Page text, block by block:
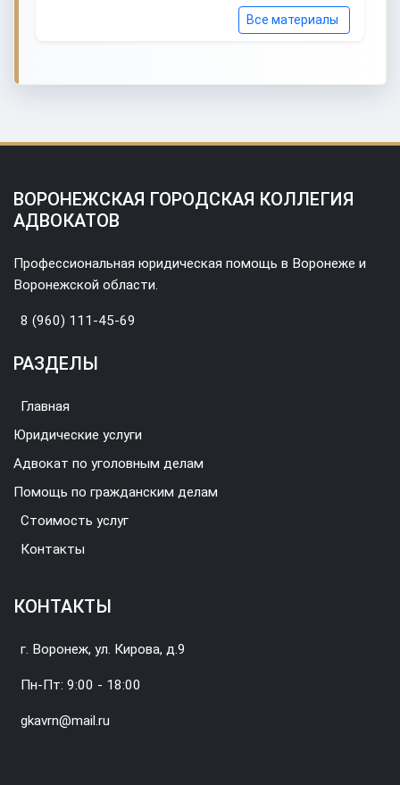
Все материалы
ВОРОНЕЖСКАЯ ГОРОДСКАЯ КОЛЛЕГИЯ
АДВОКАТОВ
Профессиональная юридическая помощь в Воронеже и
Воронежской области.
8 (960) 111-45-69
РАЗДЕЛЫ
Главная
Юридические услуги
Адвокат по уголовным делам
Помощь по гражданским делам
Стоимость услуг
Контакты
КОНТАКТЫ
г. Воронеж, ул. Кирова, д.9
Пн-Пт: 9:00 - 18:00
gkavrn@mail.ru